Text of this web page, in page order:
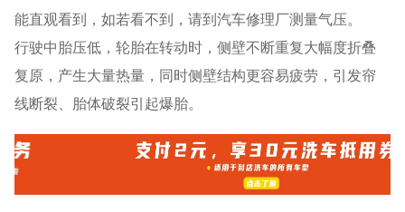
能直观看到，如若看不到，请到汽车修理厂测量气压。
行驶中胎压低，轮胎在转动时，侧壁不断重复大幅度折叠
复原，产生大量热量，同时侧壁结构更容易疲劳，引发帘
线断裂、胎体破裂引起爆胎。